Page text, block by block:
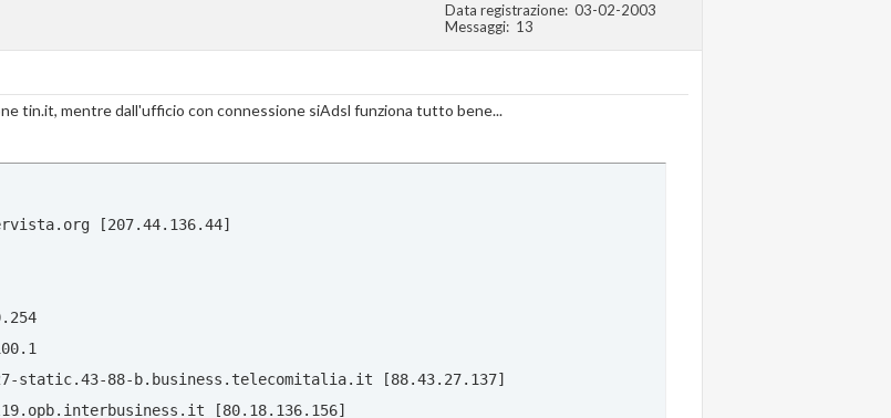
Data registrazione 03-02-2003
Messaggi
13
tin.it, mentre dall'ufficio con connessione siAdsl funziona tutto bene...
[207.44.136.44]
static.43-88-b.business.telecomitalia.it [88.43.27.137]
[80.18.136.156]